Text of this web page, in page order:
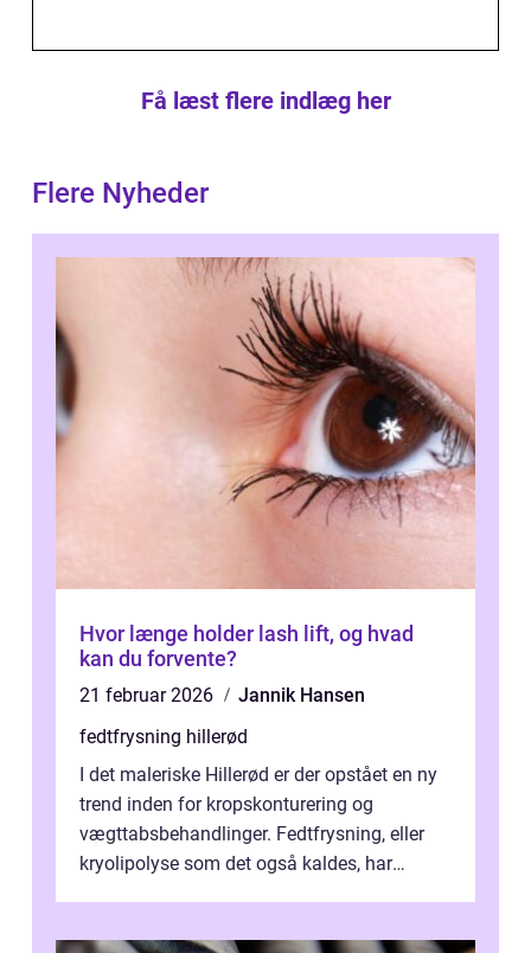
Få læst flere indlæg her
Flere Nyheder
Hvor længe holder lash lift, og hvad
kan du forvente?
21 februar 2026
Jannik Hansen
fedtfrysning hillerød
I det maleriske Hillerød er der opstået en ny
trend inden for kropskonturering og
vægttabsbehandlinger. Fedtfrysning, eller
kryolipolyse som det også kaldes, har